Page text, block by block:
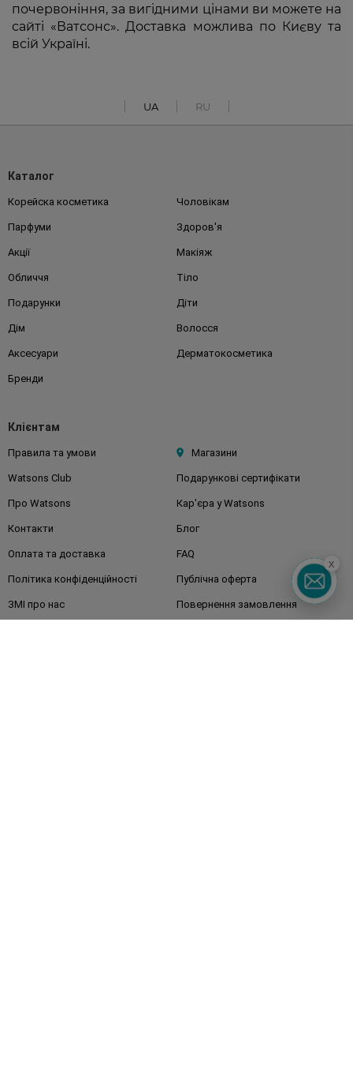
почервоніння, за вигідними цінами ви можете на
сайті «Ватсонс». Доставка можлива по Києву та
всій Україні.
UA RU
Каталог
Корейска косметика Чоловікам
Парфуми Здоров'я
Акції Макіяж
Обличчя Тіло
Подарунки Діти
Дім Волосся
Аксесуари Дерматокосметика
Бренди
Клієнтам
Правила та умови Магазини
Watsons Club Подарункові сертифікати
Про Watsons Кар'єра у Watsons
Контакти Блог
Оплата та доставка FAQ
Політика конфіденційності Публічна оферта
ЗМІ про нас Повернення замовлення
x